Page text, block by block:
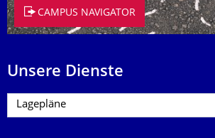
CAMPUS NAVIGATOR
Unsere Dienste